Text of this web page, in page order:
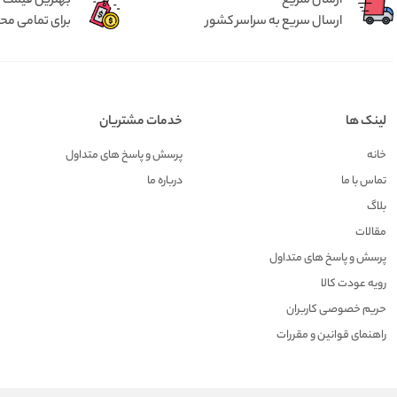
ارسال سریع به سراسر کشور
برای تمامی
لینک ها
خانه
تماس با ما
بلاگ
مقالات
پرسش و پاسخ های متداول
رویه عودت کالا
حریم خصوصی کاربران
راهنمای قوانین و مقررات
خدمات مشتریان
پرسش و پاسخ های متداول
درباره ما